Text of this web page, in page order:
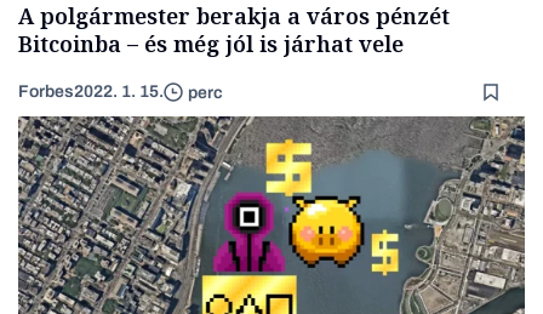
A polgármester berakja a város pénzét
Bitcoinba – és még jól is járhat vele
Forbes2022. 1. 15. perc